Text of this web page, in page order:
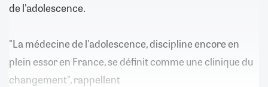
de l'adolescence.
"La médecine de l'adolescence, discipline encore en
plein essor en France, se définit comme une clinique du
changement", rappellent